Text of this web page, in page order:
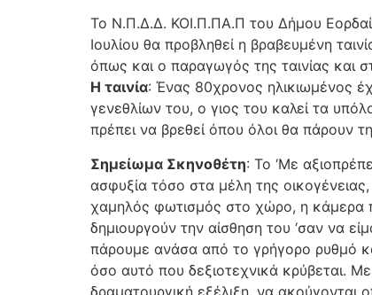
Το Ν.Π.Δ.Δ. ΚΟΙ.Π.ΠΑ.Π του Δήµου
Ιουλίου θα προβληθεί η βραβευμένη
όπως και ο παραγωγός της ταινίας και
Η ταινία: Ένας 80χρονος ηλικιωµένος
γενεθλίων του, ο γιος του καλεί τα
πρέπει να βρεθεί όπου όλοι θα πάρουν
Σηµείωµα Σκηνοθέτη: Το ‘Με
ασφυξία τόσο στα µέλη της
χαµηλός φωτισµός στο χώρο, η κάµερα
δηµιουργούν την αίσθηση του ‘σαν να
πάρουµε ανάσα από το γρήγορο ρυθµό
όσο αυτό που δεξιοτεχνικά κρύβεται.
δραµατουργική εξέλιξη, να ακούγονται